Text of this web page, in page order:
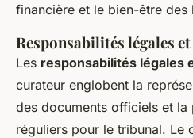
financière et le bien-être des
Responsabilités légales
Les responsabilités légales
curateur englobent la
des documents officiels et
réguliers pour le tribunal. Le